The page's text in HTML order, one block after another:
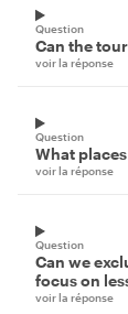
Question
Can the
voir la réponse
Question
What
voir la réponse
Question
Can we
focus on
voir la réponse